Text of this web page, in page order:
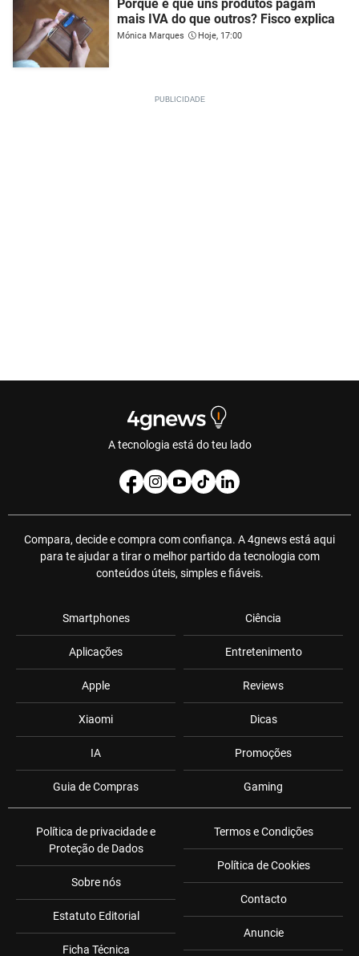
Porque é que uns produtos pagam
mais IVA do que outros? Fisco explica
Mónica Marques Hoje, 17:00
A tecnologia está do teu lado
Compara, decide e compra com confiança. A 4gnews está aqui
para te ajudar a tirar o melhor partido da tecnologia com
conteúdos úteis, simples e fiáveis.
Smartphones
Aplicações
Apple
Xiaomi
IA
Guia de Compras
Ciência
Entretenimento
Reviews
Dicas
Promoções
Gaming
Política de privacidade e
Proteção de Dados
Sobre nós
Estatuto Editorial
Ficha Técnica
Termos e Condições
Política de Cookies
Contacto
Anuncie